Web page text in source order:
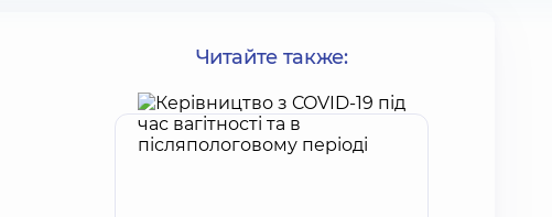
Читайте также: